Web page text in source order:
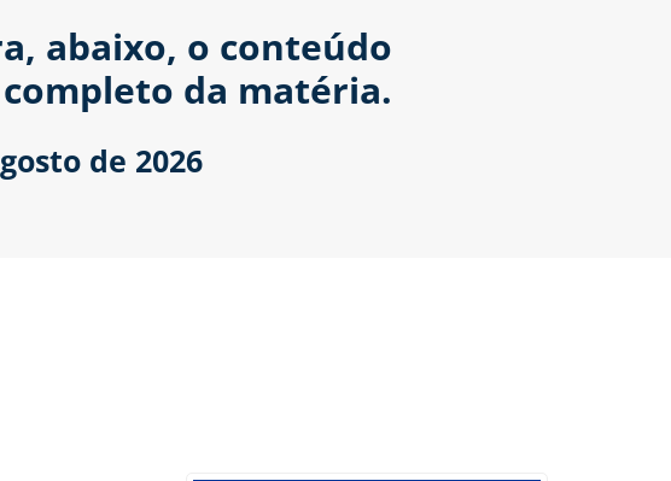
abaixo, o conteúdo
completo da matéria.
de 2026